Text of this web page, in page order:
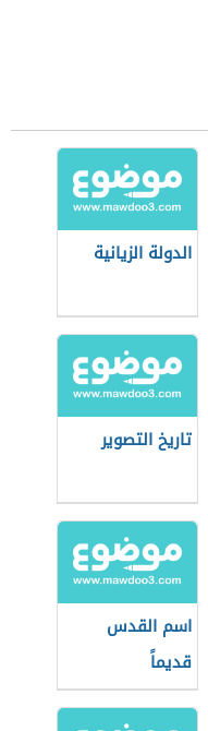
الدولة الزيانية
تاريخ التصوير
اسم القدس
قديماً